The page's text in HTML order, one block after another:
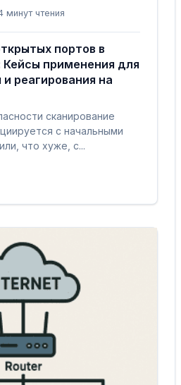
минут чтения
портов в
применения для
реагирования на
сканирование
с начальными
что хуже, с...